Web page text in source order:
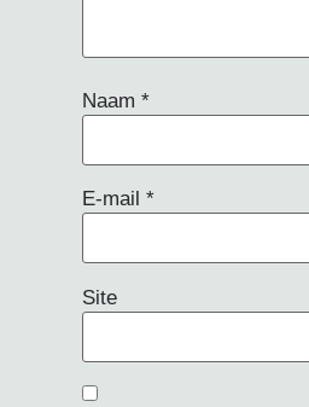
Naam*
E-mail*
Site